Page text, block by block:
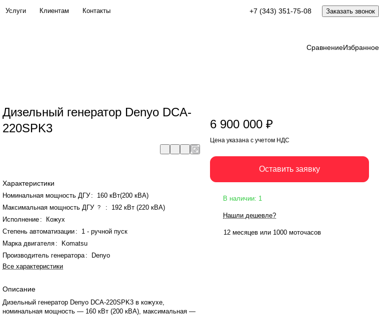
Услуги Клиентам Контакты +7 (343) 351-75-08 Заказать звонок
СравнениеИзбранное
Дизельный генератор Denyo DCA-
220SPK3
Оставить заявку
Характеристики
Номинальная мощность ДГУ:
160 кВт(200 кВА)
Максимальная мощность ДГУ ? :
192 кВт (220 кВА)
Исполнение :
Кожух
Степень автоматизации :
1 - ручной пуск
Марка двигателя :
Komatsu
Производитель генератора:
Denyo
Все характеристики
Описание
Дизельный генератор Denyo DCA-220SPK3 в кожухе,
номинальная мощность — 160 кВт (200 кВА), максимальная —
6 900 000 ₽
Цена указана с учетом НДС
Оставить заявку
В наличии: 1
Нашли дешевле?
12 месяцев или 1000 моточасов